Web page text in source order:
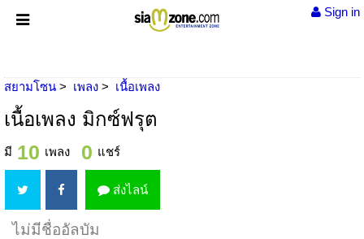
Sign in
สยามโซน เพลง เนื้อเพลง
เนื้อเพลง มิกซ์ฟรุต
มี 10 เพลง 0 แชร์
ส่งไลน์
ไม่มีชื่ออัลบัม